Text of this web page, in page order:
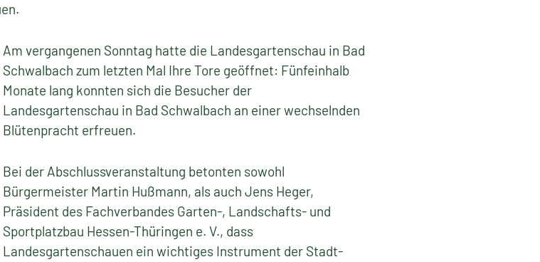
Am vergangenen Sonntag hatte die Landesgartenschau in Bad
Schwalbach zum letzten Mal Ihre Tore geöffnet: Fünfeinhalb
Monate lang konnten sich die Besucher der
Landesgartenschau in Bad Schwalbach an einer wechselnden
Blütenpracht erfreuen.
Bei der Abschlussveranstaltung betonten sowohl
Bürgermeister Martin Hußmann, als auch Jens Heger,
Präsident des Fachverbandes Garten-, Landschafts- und
Sportplatzbau Hessen-Thüringen e. V., dass
Landesgartenschauen ein wichtiges Instrument der Stadt-